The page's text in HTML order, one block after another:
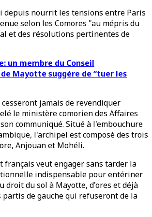
depuis nourrit les tensions entre Paris
selon les Comores "au mépris du
et des résolutions pertinentes de
un membre du Conseil
Mayotte suggère de “tuer les
cesseront jamais de revendiquer
le ministère comorien des Affaires
communiqué. Situé à l'embouchure
l'archipel est composé des trois
Anjouan et Mohéli.
français veut engager sans tarder la
indispensable pour entériner
droit du sol à Mayotte, d'ores et déjà
partis de gauche qui refuseront de la